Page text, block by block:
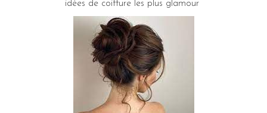
idées de coiffure les plus glamour